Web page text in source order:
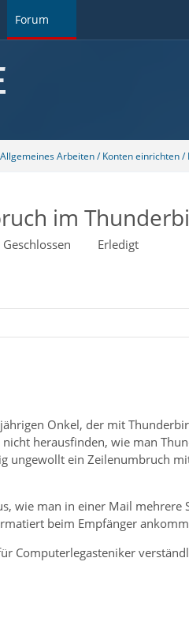
Forum
Allgemeines Arbeiten / Konten einrichten /
im
Geschlossen Erledigt
Onkel, der mit
herausfinden, wie man
ungewollt ein Zeilenumbruch
wie man in einer Mail
beim Empfänger
Computerlegasteniker